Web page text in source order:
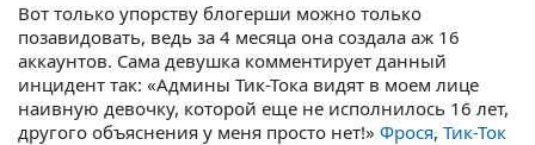
Вот только упорству блогерши можно только
позавидовать, ведь за 4 месяца она создала аж 16
аккаунтов. Сама девушка комментирует данный
инцидент так: «Админы Тик-Тока видят в моем лице
наивную девочку, которой еще не исполнилось 16 лет,
другого объяснения у меня просто нет!» Фрося, Тик-Ток